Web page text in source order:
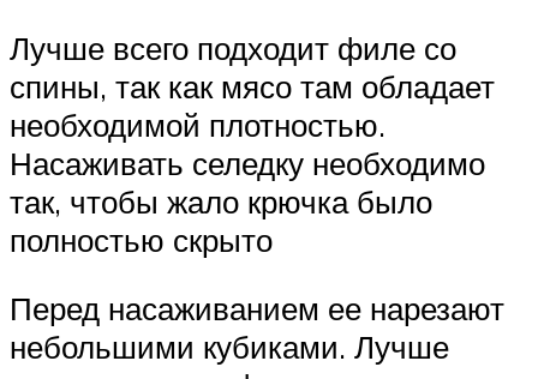
Лучше всего подходит филе со
спины, так как мясо там обладает
необходимой плотностью.
Насаживать селедку необходимо
так, чтобы жало крючка было
полностью скрыто
Перед насаживанием ее нарезают
небольшими кубиками. Лучше